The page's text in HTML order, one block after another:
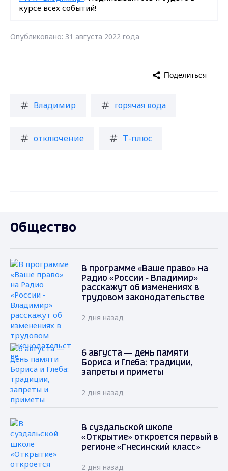
курсе всех событий!
Опубликовано: 31 августа 2022 года
Владимир горячая вода
отключение Т-плюс
Поделиться
Общество
В программе «Ваше право» на
Радио «России - Владимир»
расскажут об изменениях в
трудовом законодательстве
2 дня назад
6 августа — день памяти
Бориса и Глеба: традиции,
запреты и приметы
2 дня назад
В суздальской школе
«Открытие» откроется первый в
регионе «Гнесинский класс»
2 дня назад